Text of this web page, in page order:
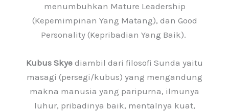
menumbuhkan Mature Leadership
(Kepemimpinan Yang Matang), dan Good
Personality (Kepribadian Yang Baik).
Kubus Skye diambil dari filosofi Sunda yaitu
masagi (persegi/kubus) yang mengandung
makna manusia yang paripurna, ilmunya
luhur, pribadinya baik, mentalnya kuat,